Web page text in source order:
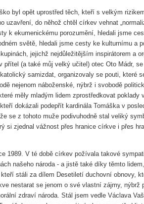
byl opět uprostřed těch, kteří s velkým
uzavření, do něhož chtěl církev vehnat
k ekumenickému porozumění, hledali jsme
světě, hledali jsme cesty ke kulturnímu a
jejichž nejdůležitějším inspirátorem a
přítel (a také můj velký učitel) otec Oto Mádr,
samizdat, organizovaly se pouti, které
nejenom náboženské, nýbrž i svobodě
měly mladým lidem zprostředkovat poklady
dokázali podepřít kardinála Tomáška v
se z tohoto muže podivuhodně stal veliký
si zjednal vážnost přes hranice církve i přes
1989. V té době církev požívala takové
našeho národa - a jistě také díky těmto
kteří stáli za dílem Desetiletí duchovní obnovy,
nestarat se jenom o své vlastní zájmy, nýbrž
zdraví národa. Stál jsem vedle Václava